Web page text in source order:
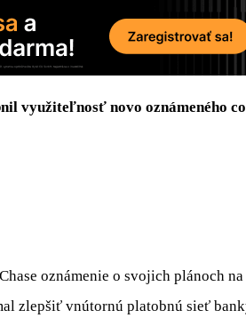
využiteľnosť novo oznámeného
oznámenie o svojich plánoch
zlepšiť vnútornú platobnú sieť